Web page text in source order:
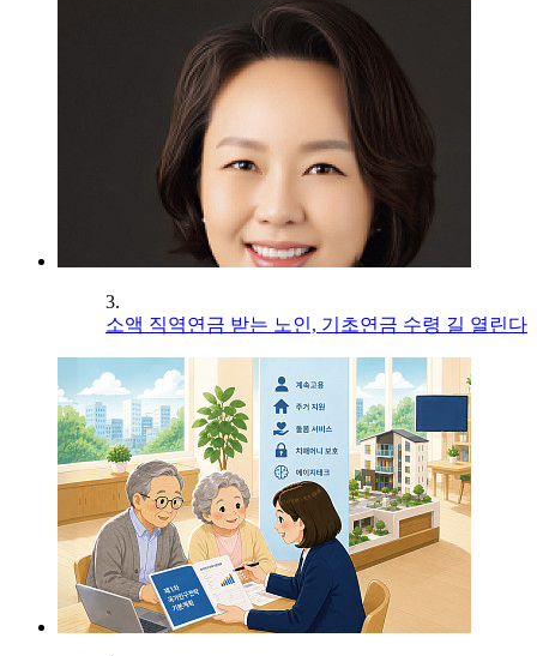
3.
소액 직역연금 받는 노인, 기초연금 수령 길 열린다